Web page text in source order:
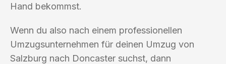
Hand bekommst.
Wenn du also nach einem professionellen
Umzugsunternehmen für deinen Umzug von
Salzburg nach Doncaster suchst, dann